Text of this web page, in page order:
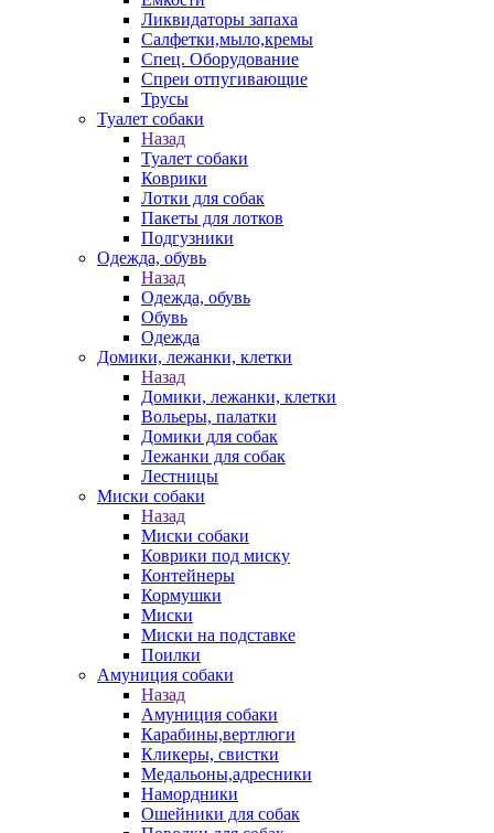
Ликвидаторы запаха
Салфетки,мыло,кремы
Спец. Оборудование
Спреи отпугивающие
Трусы
Туалет собаки
Назад
Туалет собаки
Коврики
Лотки для собак
Пакеты для лотков
Подгузники
Одежда, обувь
Назад
Одежда, обувь
Обувь
Одежда
Домики, лежанки, клетки
Назад
Домики, лежанки, клетки
Вольеры, палатки
Домики для собак
Лежанки для собак
Лестницы
Миски собаки
Назад
Миски собаки
Коврики под миску
Контейнеры
Кормушки
Миски
Миски на подставке
Поилки
Амуниция собаки
Назад
Амуниция собаки
Карабины,вертлюги
Кликеры, свистки
Медальоны,адресники
Намордники
Ошейники для собак